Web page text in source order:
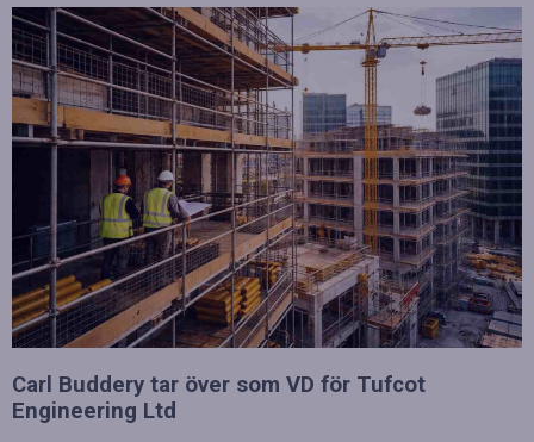
Carl Buddery tar över som VD för Tufcot
Engineering Ltd